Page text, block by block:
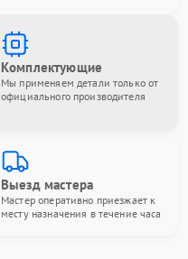
Комплектующие
Мы применяем детали только от
официального производителя
Выезд мастера
Мастер оперативно приезжает к
месту назначения в течение часа